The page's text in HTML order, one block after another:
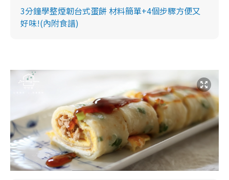
3分鐘學整煙韌台式蛋餅 材料簡單+4個步驟方便又
好味!(內附食譜)